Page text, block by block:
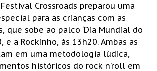
Crossroads preparou uma
para as crianças com as
que sobe ao palco ‘Dia Mundial do
e a Rockinho, às 13h20. Ambas as
em uma metodologia lúdica,
históricos do rock n’roll em